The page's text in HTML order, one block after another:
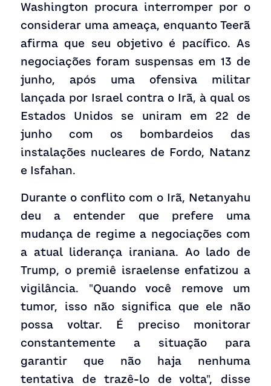
Washington procura interromper por o
considerar uma ameaça, enquanto Teerã
afirma que seu objetivo é pacífico. As
negociações foram suspensas em 13 de
junho, após uma ofensiva militar
lançada por Israel contra o Irã, à qual os
Estados Unidos se uniram em 22 de
junho com os bombardeios das
instalações nucleares de Fordo, Natanz
e Isfahan.
Durante o conflito com o Irã, Netanyahu
deu a entender que prefere uma
mudança de regime a negociações com
a atual liderança iraniana. Ao lado de
Trump, o premiê israelense enfatizou a
vigilância. "Quando você remove um
tumor, isso não significa que ele não
possa voltar. É preciso monitorar
constantemente a situação para
garantir que não haja nenhuma
tentativa de trazê-lo de volta", disse